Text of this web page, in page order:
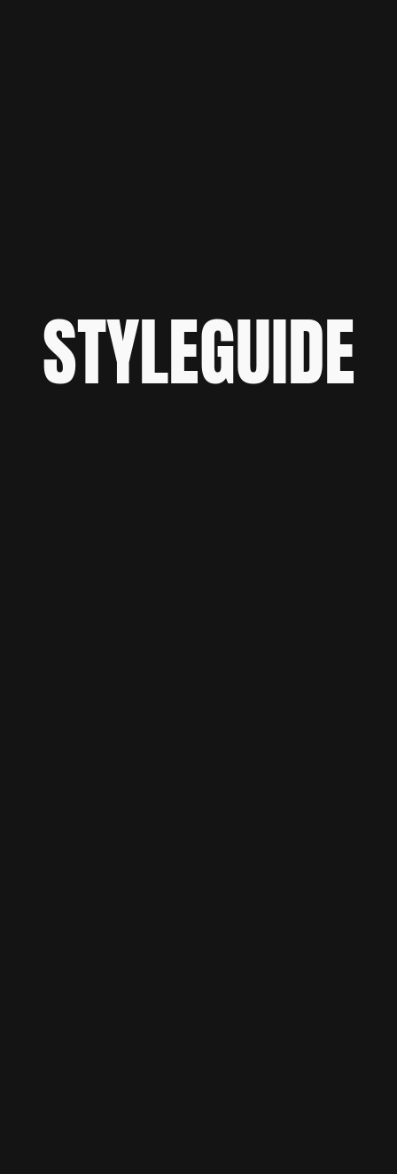
STYLEGUIDE